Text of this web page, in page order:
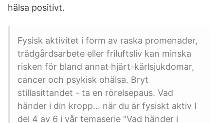
hälsa positivt.
Fysisk aktivitet i form av raska promenader,
trädgårdsarbete eller friluftsliv kan minska
risken för bland annat hjärt-kärlsjukdomar,
cancer och psykisk ohälsa. Bryt
stillasittandet - ta en rörelsepaus. Vad
händer i din kropp… när du är fysiskt aktiv I
del 4 av 6 i vår temaserie “Vad händer i